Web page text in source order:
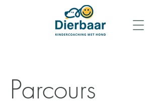
Parcours